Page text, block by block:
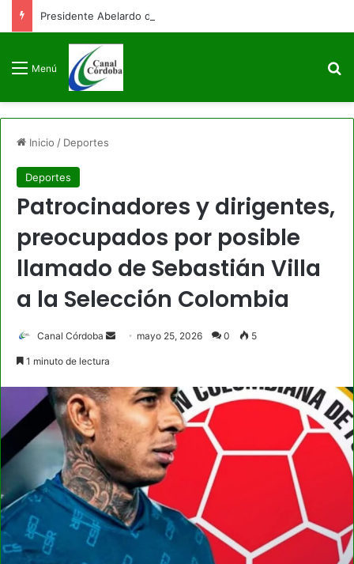
Menú
Inicio / Deportes
Deportes
Patrocinadores y dirigentes,
preocupados por posible
llamado de Sebastián Villa
a la Selección Colombia
Canal Córdoba
Send mayo 25, 2026 0 5
1 minuto de lectura